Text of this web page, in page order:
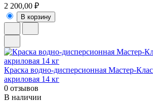
2 200,00 ₽
В корзину
Краска водно-дисперсионная Мастер-
акриловая 14 кг
0 отзывов
В наличии